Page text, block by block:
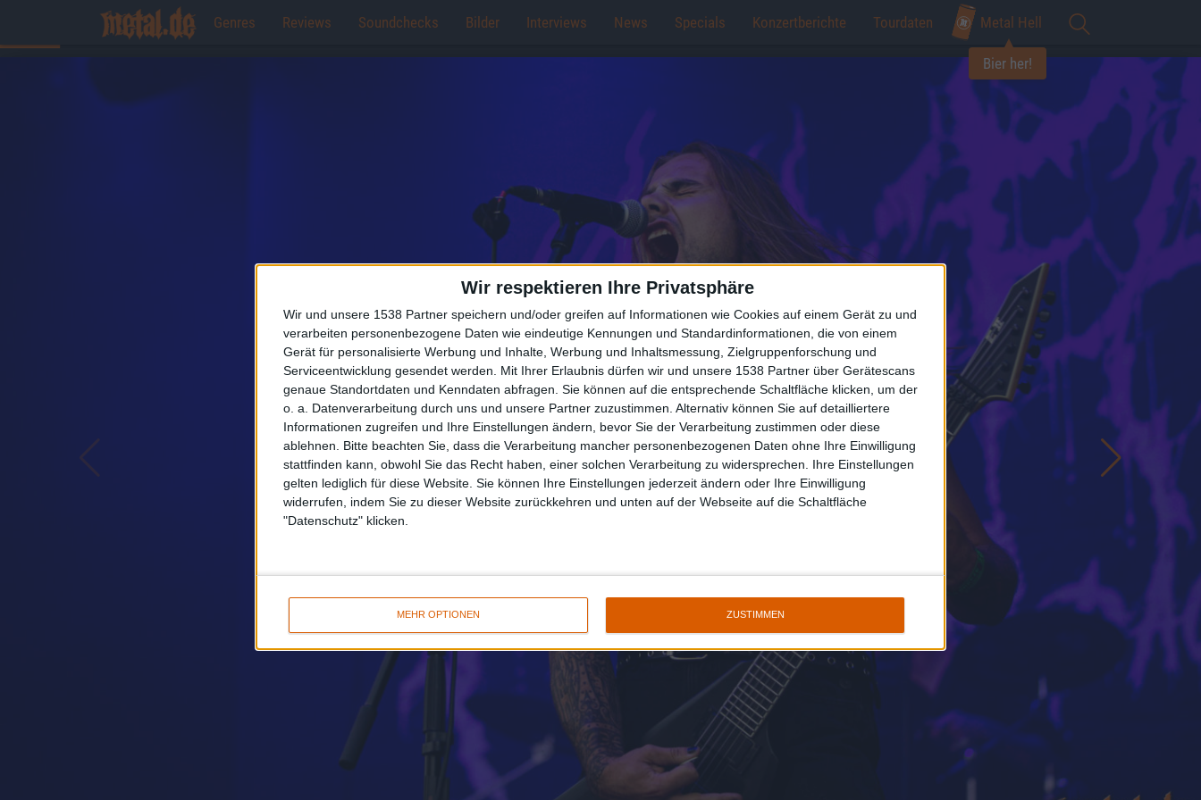
Wir respektieren Ihre Privatsphäre
Wir und unsere 1538 Partner speichern und/oder greifen auf Informationen wie Cookies auf einem Gerät zu und
verarbeiten personenbezogene Daten wie eindeutige Kennungen und Standardinformationen, die von einem
Gerät für personalisierte Werbung und Inhalte, Werbung und Inhaltsmessung, Zielgruppenforschung und
Serviceentwicklung gesendet werden. Mit Ihrer Erlaubnis dürfen wir und unsere 1538 Partner über Gerätescans
genaue Standortdaten und Kenndaten abfragen. Sie können auf die entsprechende Schaltfläche klicken, um der
o. a. Datenverarbeitung durch uns und unsere Partner zuzustimmen. Alternativ können Sie auf detailliertere
Informationen zugreifen und Ihre Einstellungen ändern, bevor Sie der Verarbeitung zustimmen oder diese
ablehnen. Bitte beachten Sie, dass die Verarbeitung mancher personenbezogenen Daten ohne Ihre Einwilligung
stattfinden kann, obwohl Sie das Recht haben, einer solchen Verarbeitung zu widersprechen. Ihre Einstellungen
gelten lediglich für diese Website. Sie können Ihre Einstellungen jederzeit ändern oder Ihre Einwilligung
widerrufen, indem Sie zu dieser Website zurückkehren und unten auf der Webseite auf die Schaltfläche
"Datenschutz" klicken.
MEHR OPTIONEN ZUSTIMMEN
Genres Reviews Soundchecks Bilder Interviews News Specials Konzertberichte Tourdaten Metal Hell
Bier her!